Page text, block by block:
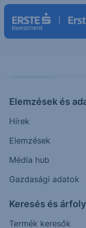
Elemzések és
Hírek
Elemzések
Média hub
Gazdasági adatok
Keresés és
Termék keresők
kibocsátani
Az ALTEO 25–40